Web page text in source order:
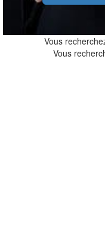
Vous
Vous